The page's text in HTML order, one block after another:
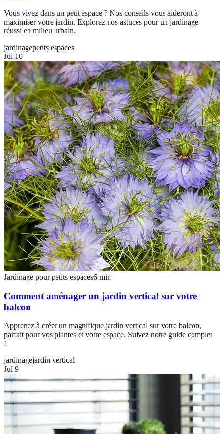
Vous vivez dans un petit espace ? Nos conseils vous aideront à
maximiser votre jardin. Explorez nos astuces pour un jardinage
réussi en milieu urbain.
jardinagepetits espaces
Jul 10
Jardinage pour petits espaces6 min
Comment aménager un jardin vertical sur votre
balcon
Apprenez à créer un magnifique jardin vertical sur votre balcon,
parfait pour vos plantes et votre espace. Suivez notre guide complet
!
jardinagejardin vertical
Jul 9